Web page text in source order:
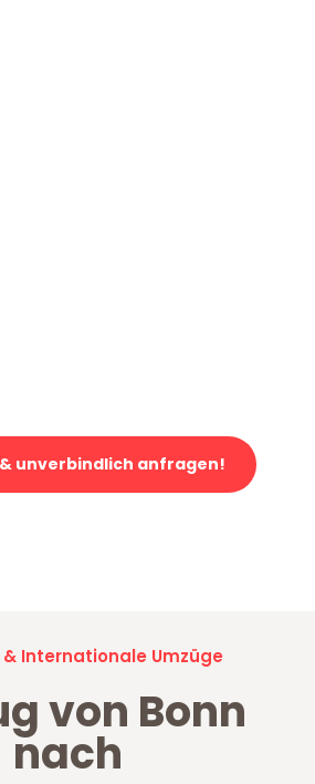
unverbindlich anfragen!
Internationale Umzüge
von Bonn
nach